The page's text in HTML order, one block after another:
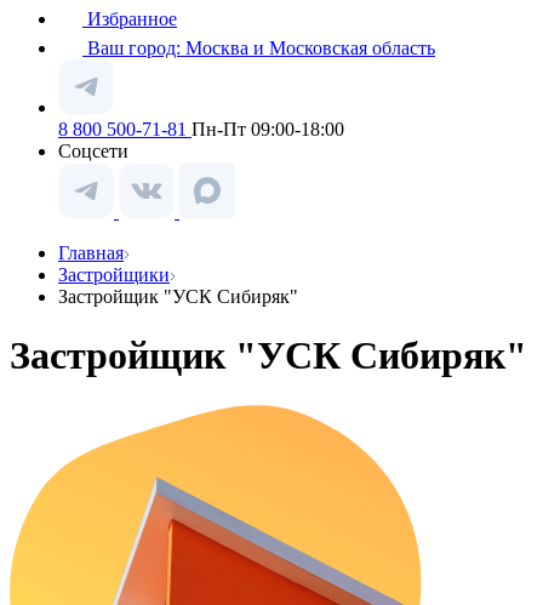
Избранное
Ваш город: Москва и Московская область
8 800 500-71-81 Пн-Пт 09:00-18:00
Соцсети
Главная
Застройщики
Застройщик "УСК Сибиряк"
Застройщик "УСК Сибиряк"